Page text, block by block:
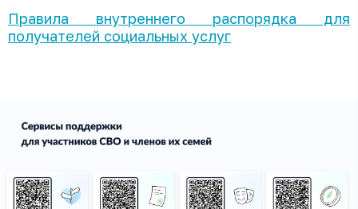
Правила внутреннего распорядка для
получателей социальных услуг